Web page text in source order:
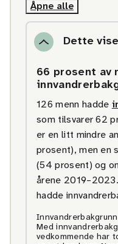
Åpne alle
Dette
66 prosent av
126 menn hadde
som tilsvarer 62
er en litt mindre
prosent), men en
(54 prosent) og
årene
hadde
Innvandrerbakgrunn
Med
vedkommende har